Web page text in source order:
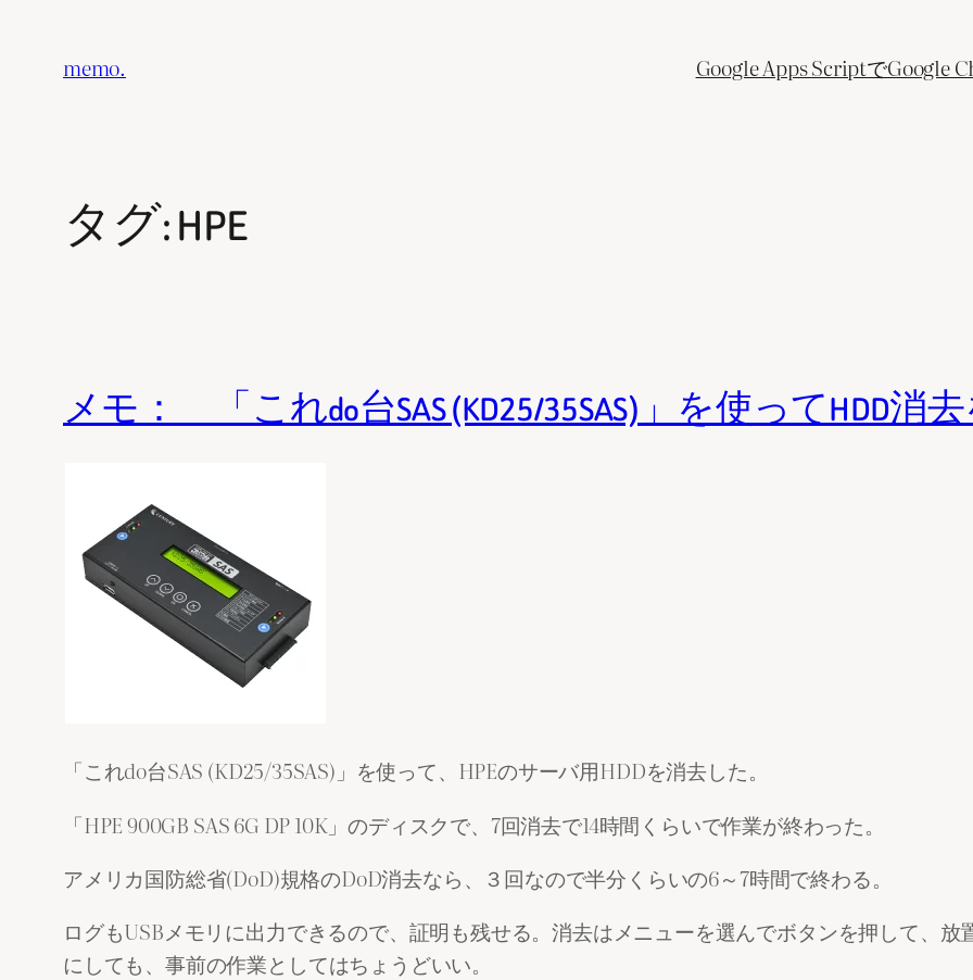
memo. Google Apps ScriptでGoogle
タグ:HPE
メモ： 「これdo台SAS (KD25/35SAS)」を使ってHDD消
「これdo台SAS (KD25/35SAS)」を使って、HPEのサーバ用HDDを消去した。
「HPE 900GB SAS 6G DP 10K」のディスクで、7回消去で14時間くらいで作業が終わった。
アメリカ国防総省(DoD)規格のDoD消去なら、３回なので半分くらいの6～7時間で終わる。
ログもUSBメモリに出力できるので、証明も残せる。消去はメニューを選んでボタンを押して、
にしても、事前の作業としてはちょうどいい。